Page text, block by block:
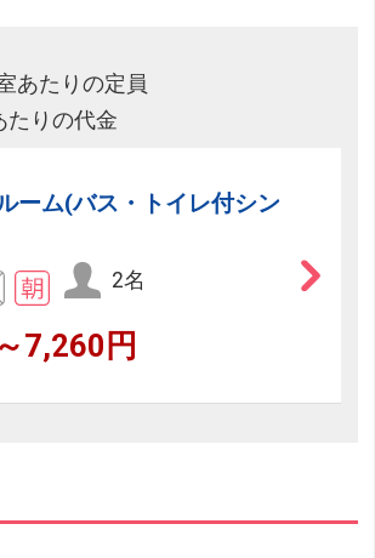
あたりの定員
たりの代金
ーム(バス・トイレ付シン
2名
7,260円